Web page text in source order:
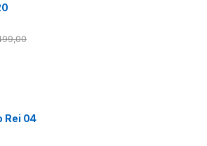
Rei 04